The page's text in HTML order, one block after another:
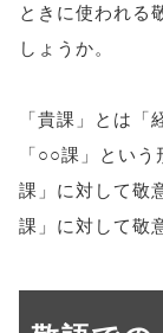
ときに使われる
しょうか。
「貴課」とは
「○○課」とい
課」に対して敬
課」に対して敬